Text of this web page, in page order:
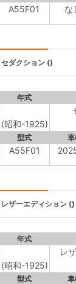
A55F01 な
セダクション ()
年式
(昭和-1925)
型式
A55F01
レザーエディション ()
年式
(昭和-1925)
レ
型式